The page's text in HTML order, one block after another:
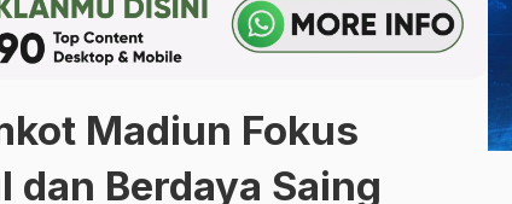
Madiun Fokus
dan Berdaya Saing